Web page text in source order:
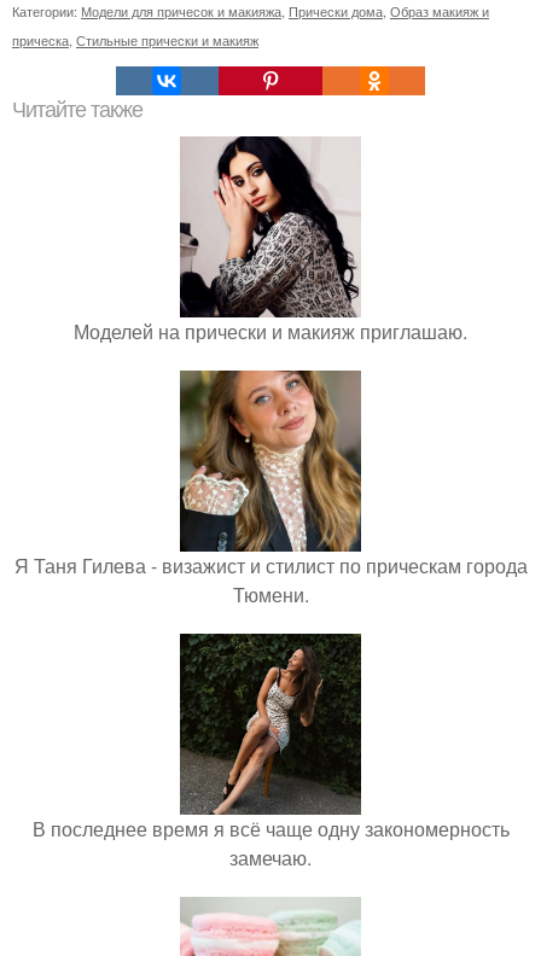
Категории: Модели для причесок и макияжа Прически дома Образ макияж и
прическа Стильные прически и макияж
Читайте также
Моделей на прически и макияж приглашаю.
Я Таня Гилева - визажист и стилист по прическам города
Тюмени.
В последнее время я всё чаще одну закономерность
замечаю.